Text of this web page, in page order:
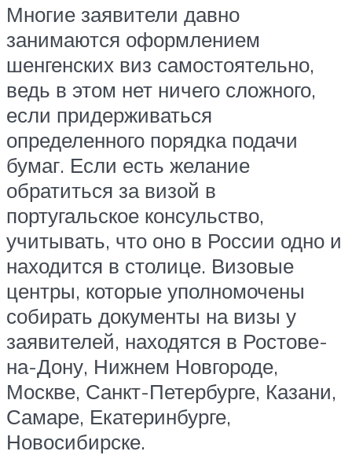
Многие заявители давно
занимаются оформлением
шенгенских виз самостоятельно,
ведь в этом нет ничего сложного,
если придерживаться
определенного порядка подачи
бумаг. Если есть желание
обратиться за визой в
португальское консульство,
учитывать, что оно в России одно и
находится в столице. Визовые
центры, которые уполномочены
собирать документы на визы у
заявителей, находятся в Ростове-
на-Дону, Нижнем Новгороде,
Москве, Санкт-Петербурге, Казани,
Самаре, Екатеринбурге,
Новосибирске.